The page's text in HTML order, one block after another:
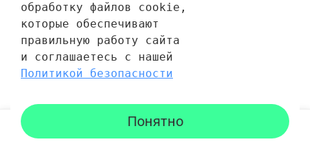
Отзывы
Отзывов еще никто не оставлял
Каталог Поиск Корзина Избранное Профиль
обработку файлов cookie,
которые обеспечивают
правильную работу сайта
и соглашаетесь с нашей
Политикой безопасности
Понятно